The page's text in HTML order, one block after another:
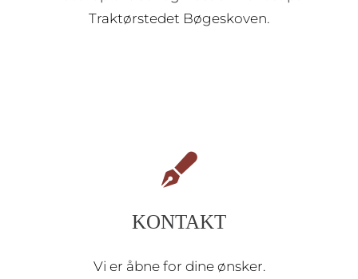
Traktørstedet Bøgeskoven.
KONTAKT
Vi er åbne for dine ønsker.